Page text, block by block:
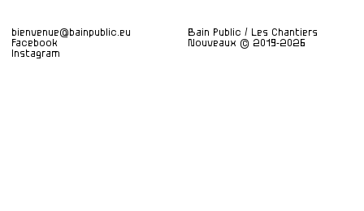
bienvenue@bainpublic.eu
Facebook
Instagram
Bain Public / Les Chantiers
Nouveaux © 2019-2026